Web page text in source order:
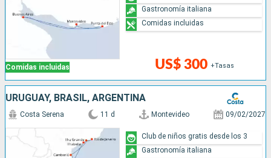
Comidas incluidas US$ 300 +Tasas
Gastronomía italiana
Comidas incluidas
URUGUAY, BRASIL, ARGENTINA
Costa Serena 11 d Montevideo 09/02/2027
Club de niños gratis desde los 3
Gastronomía italiana